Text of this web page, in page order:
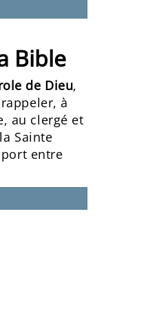
Bible
de Dieu,
à
au clergé et
Sainte
entre